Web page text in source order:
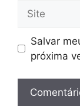
Salvar
próxima